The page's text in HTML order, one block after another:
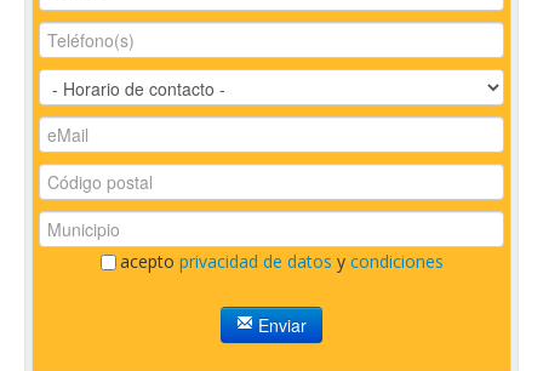
acepto privacidad de datos y condiciones
Enviar